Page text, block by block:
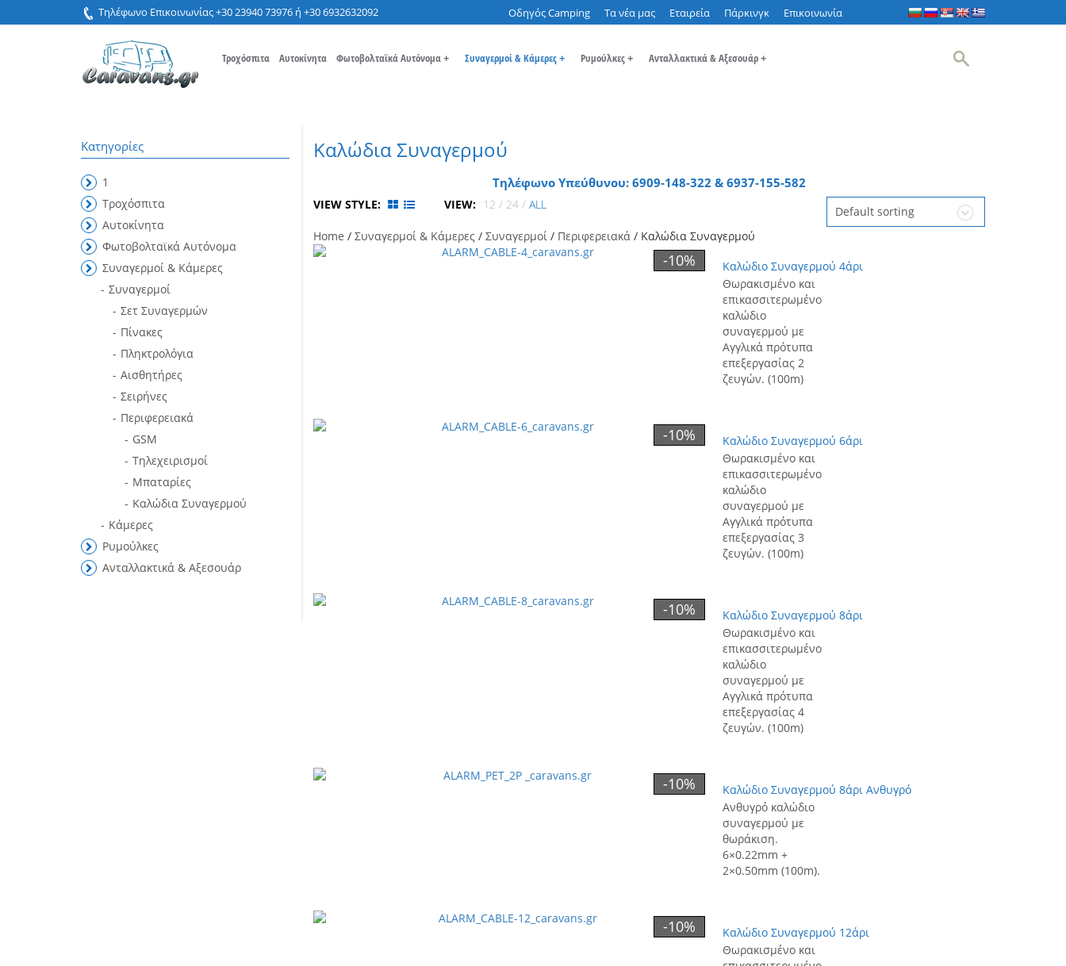
Τηλέφωνο Επικοινωνίας +30 23940 73976 ή +30 6932632092 Οδηγός Camping Τα νέα μας Εταιρεία Πάρκινγκ Επικοινωνία
Τροχόσπιτα Αυτοκίνητα Φωτοβολταϊκά Αυτόνομα+ Συναγερμοί & Κάμερες+ Ρυμούλκες+ Ανταλλακτικά & Αξεσουάρ+
Καλώδια Συναγερμού
Τηλέφωνο Υπεύθυνου: 6909-148-322 & 6937-155-582
Default sorting
VIEW STYLE: VIEW: 12 / 24/ ALL
Home / Συναγερμοί & Κάμερες/ Συναγερμοί/ Περιφερειακά/ Καλώδια Συναγερμού
-10%
Καλώδιο Συναγερμού 4άρι
Θωρακισμένο και
επικασσιτερωμένο
καλώδιο
συναγερμού με
Αγγλικά πρότυπα
επεξεργασίας 2
ζευγών. (100m)
-10%
Καλώδιο Συναγερμού 6άρι
Θωρακισμένο και
επικασσιτερωμένο
καλώδιο
συναγερμού με
Αγγλικά πρότυπα
επεξεργασίας 3
ζευγών. (100m)
-10%
Καλώδιο Συναγερμού 8άρι
Θωρακισμένο και
επικασσιτερωμένο
καλώδιο
συναγερμού με
Αγγλικά πρότυπα
επεξεργασίας 4
ζευγών. (100m)
-10%
Καλώδιο Συναγερμού 8άρι Ανθυγρό
Ανθυγρό καλώδιο
συναγερμού με
θωράκιση.
6×0.22mm +
2×0.50mm (100m).
-10%
Καλώδιο Συναγερμού 12άρι
Θωρακισμένο και
Κατηγορίες
1
Τροχόσπιτα
Αυτοκίνητα
Φωτοβολταϊκά Αυτόνομα
Συναγερμοί & Κάμερες
Συναγερμοί
Σετ Συναγερμών
Πίνακες
Πληκτρολόγια
Αισθητήρες
Σειρήνες
Περιφερειακά
GSM
Τηλεχειρισμοί
Μπαταρίες
Καλώδια Συναγερμού
Κάμερες
Ρυμούλκες
Ανταλλακτικά & Αξεσουάρ